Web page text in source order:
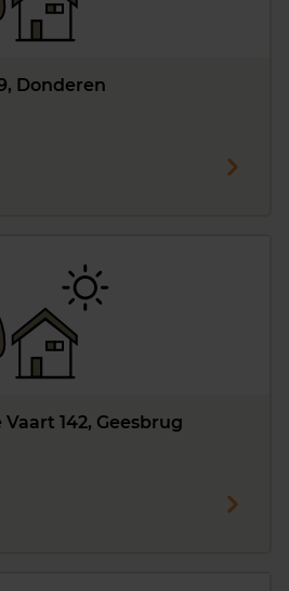
Donderen
142, Geesbrug